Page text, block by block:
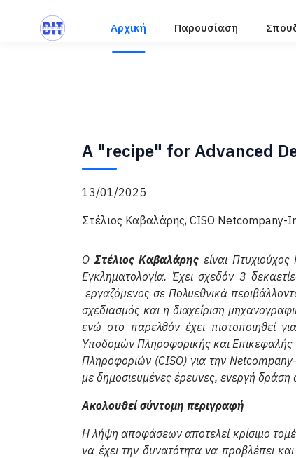
Αρχική Παρουσίαση
A "recipe" for Advanced
13/01/2025
Στέλιος Καβαλάρης, CISO Netcompany-
Ο Στέλιος Καβαλάρης είναι
Εγκληματολογία. Έχει σχεδόν 3
εργαζόμενος σε Πολυεθνικά
σχεδιασμός και η διαχείριση
ενώ στο παρελθόν έχει πιστοποιηθεί
Υποδομών Πληροφορικής και
Πληροφοριών (CISO) για την
με δημοσιευμένες έρευνες, ενεργή
Ακολουθεί σύντομη περιγραφή
Η λήψη αποφάσεων αποτελεί κρίσιμο
να έχει την δυνατότητα να προβλέπει